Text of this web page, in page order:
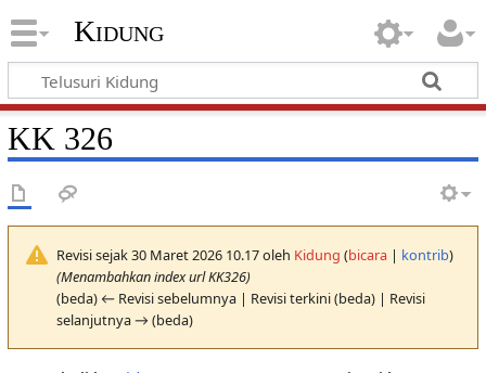
Kidung
KK 326
Revisi sejak 30 Maret 2026 10.17 oleh Kidung (bicara| kontrib)
(Menambahkan index url KK326)
(beda) ← Revisi sebelumnya | Revisi terkini (beda) | Revisi
selanjutnya → (beda)